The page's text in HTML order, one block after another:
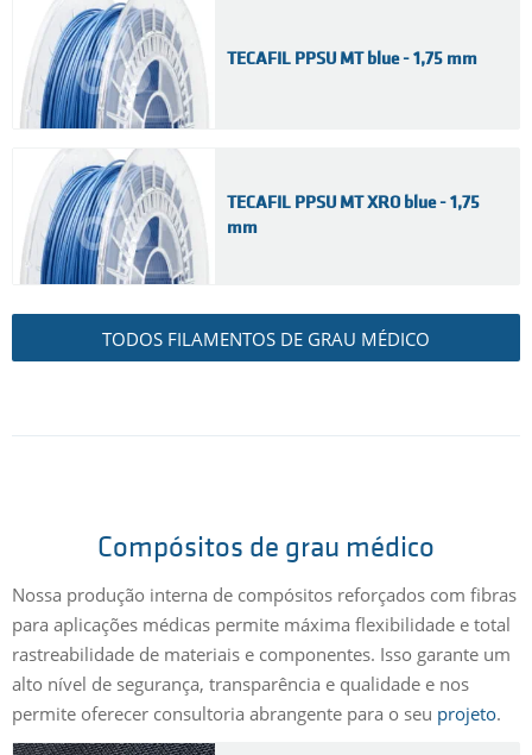
TECAFIL PPSU MT blue - 1,75 mm
TECAFIL PPSU MT XRO blue - 1,75
mm
TODOS FILAMENTOS DE GRAU MÉDICO
Compósitos de grau médico
Nossa produção interna de compósitos reforçados com fibras
para aplicações médicas permite máxima flexibilidade e total
rastreabilidade de materiais e componentes. Isso garante um
alto nível de segurança, transparência e qualidade e nos
permite oferecer consultoria abrangente para o seu projeto.